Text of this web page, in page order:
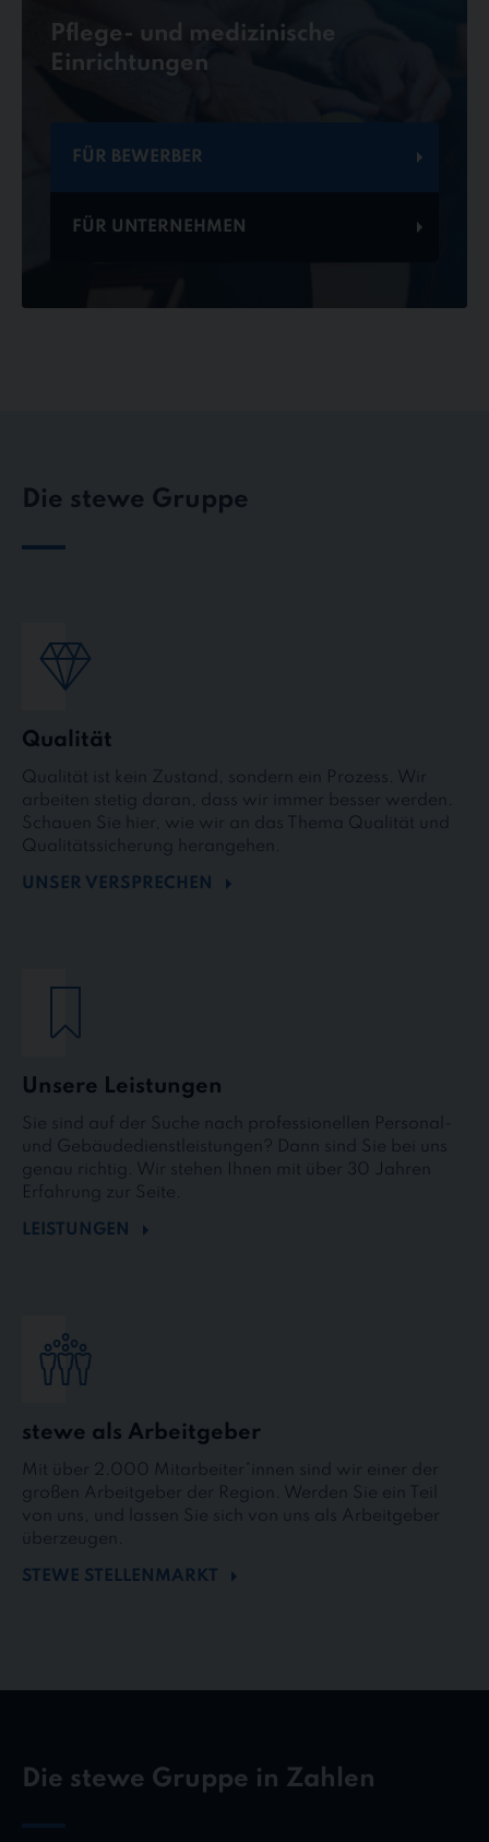
Pflege- und medizinische
Einrichtungen
FÜR BEWERBER
FÜR UNTERNEHMEN
Die stewe Gruppe
Qualität
Qualität ist kein Zustand, sondern ein Prozess. Wir
arbeiten stetig daran, dass wir immer besser werden.
Schauen Sie hier, wie wir an das Thema Qualität und
Qualitätssicherung herangehen.
UNSER VERSPRECHEN
Unsere Leistungen
Sie sind auf der Suche nach professionellen Personal-
und Gebäudedienstleistungen? Dann sind Sie bei uns
genau richtig. Wir stehen Ihnen mit über 30 Jahren
Erfahrung zur Seite.
LEISTUNGEN
stewe als Arbeitgeber
Mit über 2.000 Mitarbeiter*innen sind wir einer der
großen Arbeitgeber der Region. Werden Sie ein Teil
von uns, und lassen Sie sich von uns als Arbeitgeber
überzeugen.
STEWE STELLENMARKT
Die stewe Gruppe in Zahlen